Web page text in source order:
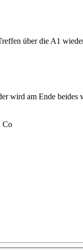
über die A1
wird am Ende beides
Co